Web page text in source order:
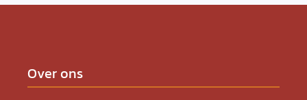
Over ons